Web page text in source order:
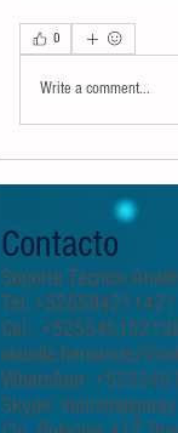
0
Write a comment...
Contacto
Soporte Técnico
Tel. +525594211421
Cel.:
WhatsApp:
Skype: